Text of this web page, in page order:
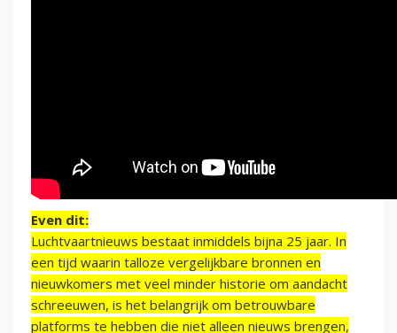
Even dit:
Luchtvaartnieuws bestaat inmiddels bijna 25 jaar. In
een tijd waarin talloze vergelijkbare bronnen en
nieuwkomers met veel minder historie om aandacht
schreeuwen, is het belangrijk om betrouwbare
platforms te hebben die niet alleen nieuws brengen,